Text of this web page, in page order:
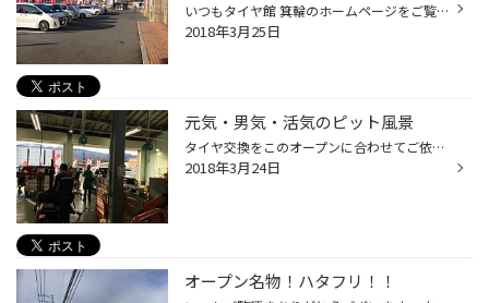
いつもタイヤ館 箕輪のホームページをご覧頂き、ありがとうございます。 2日間に行われてきたオープンイベントも、あとわずかなってしまいました。 ご来店いただきましたお客様、バタバタしており申し訳ございません。 これに懲りずに、ぜひタイヤ館 箕輪をよろしくお願いいたします。
2018年3月25日
元気・男気・活気のピット風景
タイヤ交換をこのオープンに合わせてご依頼頂きありがとうございます。 イベント中は、各店の精鋭スタッフが応援に駆けつけておりピットも活気に溢れてます。 ぜひご来店頂き、男気溢れるピット作業もご覧ください。 岩原
2018年3月24日
オープン名物！ハタフリ！！